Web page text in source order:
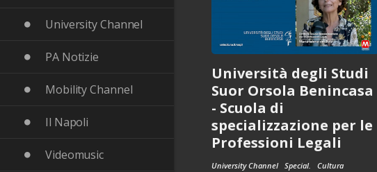
University Channel
PA Notizie
Mobility Channel
Il Napoli
Videomusic
Università degli Studi
Suor Orsola Benincasa
- Scuola di
specializzazione per le
Professioni Legali
University Channel Special. Cultura